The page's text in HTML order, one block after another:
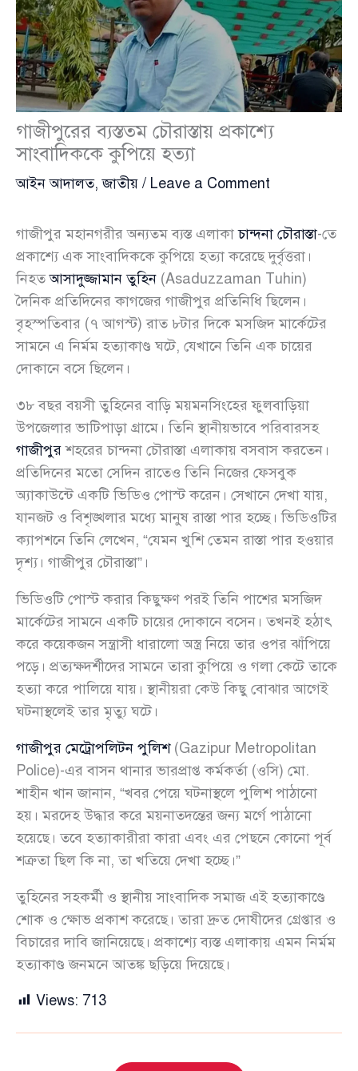
গাজীপুরের ব্যস্ততম চৌরাস্তায় প্রকাশ্যে
সাংবাদিককে কুপিয়ে হত্যা
আইন আদালত,জাতীয় / Leave a Comment
গাজীপুর মহানগরীর অন্যতম ব্যস্ত এলাকাচান্দনা চৌরাস্তা-তে
প্রকাশ্যে এক সাংবাদিককে কুপিয়ে হত্যা করেছে দুর্বৃত্তরা।
নিহতআসাদুজ্জামান তুহিন (Asaduzzaman Tuhin)
দৈনিক প্রতিদিনের কাগজের গাজীপুর প্রতিনিধি ছিলেন।
বৃহস্পতিবার (৭ আগস্ট) রাত ৮টার দিকে মসজিদ মার্কেটের
সামনে এ নির্মম হত্যাকাণ্ড ঘটে, যেখানে তিনি এক চায়ের
দোকানে বসে ছিলেন।
৩৮ বছর বয়সী তুহিনের বাড়ি ময়মনসিংহের ফুলবাড়িয়া
উপজেলার ভাটিপাড়া গ্রামে। তিনি স্থানীয়ভাবে পরিবারসহ
গাজীপুরশহরের চান্দনা চৌরাস্তা এলাকায় বসবাস করতেন।
প্রতিদিনের মতো সেদিন রাতেও তিনি নিজের ফেসবুক
অ্যাকাউন্টে একটি ভিডিও পোস্ট করেন। সেখানে দেখা যায়,
যানজট ও বিশৃঙ্খলার মধ্যে মানুষ রাস্তা পার হচ্ছে। ভিডিওটির
ক্যাপশনে তিনি লেখেন, “যেমন খুশি তেমন রাস্তা পার হওয়ার
দৃশ্য। গাজীপুর চৌরাস্তা”।
ভিডিওটি পোস্ট করার কিছুক্ষণ পরই তিনি পাশের মসজিদ
মার্কেটের সামনে একটি চায়ের দোকানে বসেন। তখনই হঠাৎ
করে কয়েকজন সন্ত্রাসী ধারালো অস্ত্র নিয়ে তার ওপর ঝাঁপিয়ে
পড়ে। প্রত্যক্ষদর্শীদের সামনে তারা কুপিয়ে ও গলা কেটে তাকে
হত্যা করে পালিয়ে যায়। স্থানীয়রা কেউ কিছু বোঝার আগেই
ঘটনাস্থলেই তার মৃত্যু ঘটে।
গাজীপুর মেট্রোপলিটন পুলিশ(Gazipur Metropolitan
Police)-এর বাসন থানার ভারপ্রাপ্ত কর্মকর্তা (ওসি) মো.
শাহীন খান জানান, “খবর পেয়ে ঘটনাস্থলে পুলিশ পাঠানো
হয়। মরদেহ উদ্ধার করে ময়নাতদন্তের জন্য মর্গে পাঠানো
হয়েছে। তবে হত্যাকারীরা কারা এবং এর পেছনে কোনো পূর্ব
শত্রুতা ছিল কি না, তা খতিয়ে দেখা হচ্ছে।”
তুহিনের সহকর্মী ও স্থানীয় সাংবাদিক সমাজ এই হত্যাকাণ্ডে
শোক ও ক্ষোভ প্রকাশ করেছে। তারা দ্রুত দোষীদের গ্রেপ্তার ও
বিচারের দাবি জানিয়েছে। প্রকাশ্যে ব্যস্ত এলাকায় এমন নির্মম
হত্যাকাণ্ড জনমনে আতঙ্ক ছড়িয়ে দিয়েছে।
Views: 713